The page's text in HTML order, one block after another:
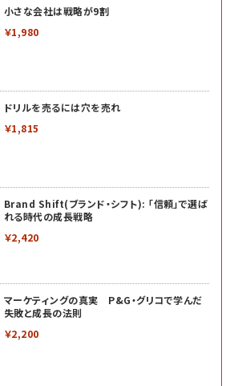
小さな会社は戦略が9割
￥1,980
ドリルを売るには穴を売れ
￥1,815
Brand Shift(ブランド・シフト): 「信頼」で選ば
れる時代の成長戦略
￥2,420
マーケティングの真実 P&G・グリコで学んだ
失敗と成長の法則
￥2,200